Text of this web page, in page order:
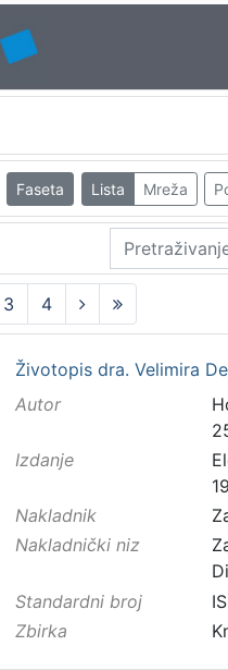
Faseta Lista Mreža
3
4
Životopis dra. Velimira
Autor
Izdanje
Nakladnik
Nakladnički niz
Standardni broj
Zbirka